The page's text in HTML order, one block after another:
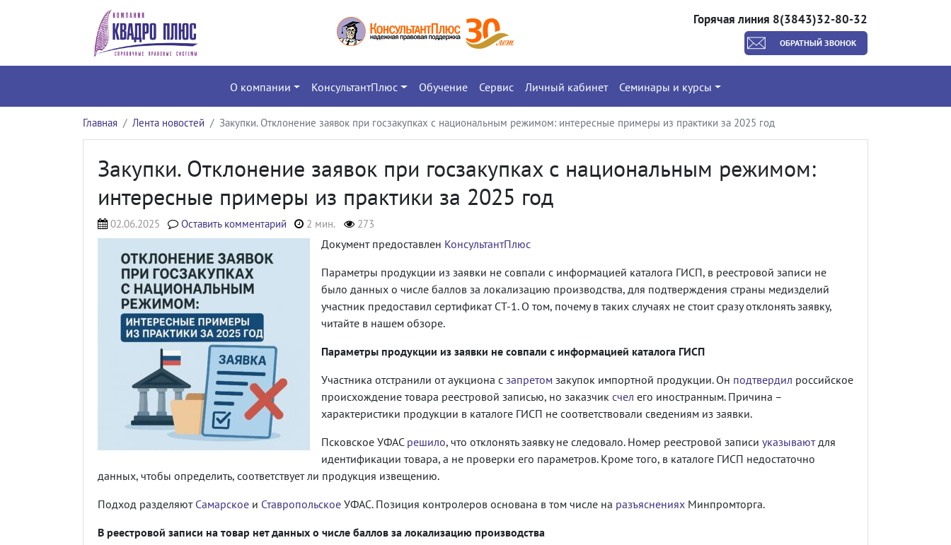
Горячая линия 8(3843)32-80-32
ОБРАТНЫЙ ЗВОНОК
О компании КонсультантПлюс Обучение Сервис Личный кабинет Семинары и курсы
Главная Лента новостей Закупки. Отклонение заявок при госзакупках с национальным режимом: интересные примеры из практики за 2025 год
Закупки. Отклонение заявок при госзакупках с национальным режимом:
интересные примеры из практики за 2025 год
02.06.2025 Оставить комментарий 2 мин. 273
Документ предоставлен КонсультантПлюс
Параметры продукции из заявки не совпали с информацией каталога ГИСП, в реестровой записи не
было данных о числе баллов за локализацию производства, для подтверждения страны медизделий
участник предоставил сертификат СТ-1. О том, почему в таких случаях не стоит сразу отклонять заявку,
читайте в нашем обзоре.
Параметры продукции из заявки не совпали с информацией каталога ГИСП
Участника отстранили от аукциона с запретом закупок импортной продукции. Он подтвердил российское
происхождение товара реестровой записью, но заказчик счел его иностранным. Причина –
характеристики продукции в каталоге ГИСП не соответствовали сведениям из заявки.
Псковское УФАС решило, что отклонять заявку не следовало. Номер реестровой записи указываютдля
идентификации товара, а не проверки его параметров. Кроме того, в каталоге ГИСП недостаточно
данных, чтобы определить, соответствует ли продукция извещению.
Подход разделяют Самарское и Ставропольское УФАС. Позиция контролеров основана в том числе на разъяснениях Минпромторга.
В реестровой записи на товар нет данных о числе баллов за локализацию производства